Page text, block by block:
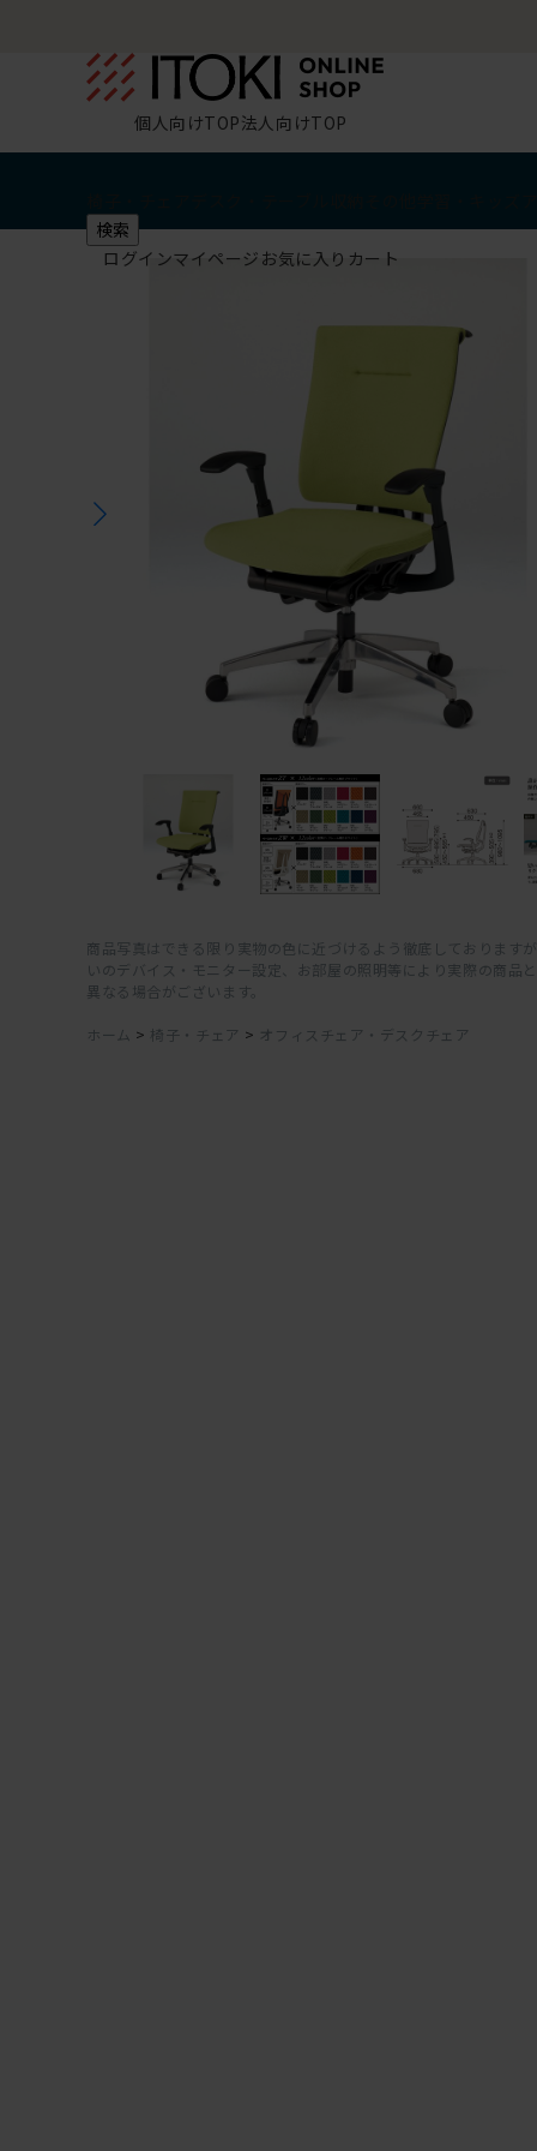
個人向けTOP法人向けTOP
検索
ログインマイページ お気に入り カート
商品写真はできる限り実物の色に近づけるよう徹底しております
いのデバイス・モニター設定、お部屋の照明等により実際の商品
異なる場合がございます。
ホーム > 椅子・チェア > オフィスチェア・デスクチェア